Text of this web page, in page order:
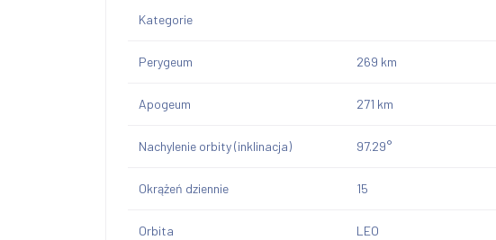
Kategorie
Perygeum 269 km
Apogeum 271 km
Nachylenie orbity (inklinacja) 97.29°
Okrążeń dziennie 15
Orbita LEO